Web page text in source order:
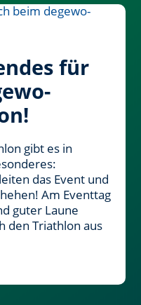
für
gibt es in
das Event und
Am Eventtag
guter Laune
den Triathlon aus